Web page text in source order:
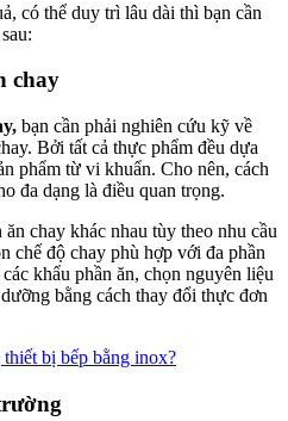
có thể duy trì lâu dài thì bạn cần
chay
bạn cần phải nghiên cứu kỹ về
Bởi tất cả thực phẩm đều dựa
phẩm từ vi khuẩn. Cho nên, cách
đa dạng là điều quan trọng.
chay khác nhau tùy theo nhu cầu
chế độ chay phù hợp với đa phần
khẩu phần ăn, chọn nguyên liệu
bằng cách thay đổi thực đơn
bị bếp bằng inox?